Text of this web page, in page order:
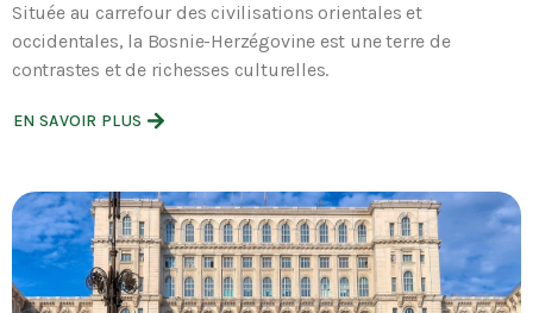
Située au carrefour des civilisations orientales et
occidentales, la Bosnie-Herzégovine est une terre de
contrastes et de richesses culturelles.
EN SAVOIR PLUS